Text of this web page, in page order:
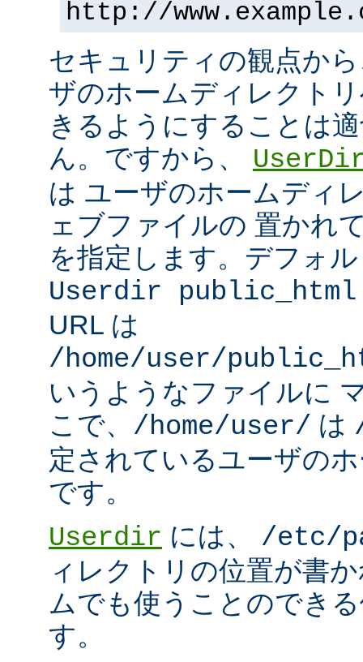
http://
セキュリティの観点か
ザのホームディレクト
きるようにすることは
ん。ですから、
は ユーザのホームディ
ェブファイルの 置かれ
を指定します。デフォ
Userdir public_html
URL は
/home/user/
いうようなファイルに
こで、 /home/user/ は
定されているユーザの
です。
Userdir には、 /etc/
ィレクトリの位置が書
ムでも使うことのでき
す。